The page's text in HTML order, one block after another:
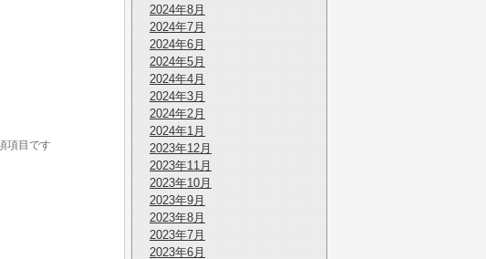
2024年8月
2024年7月
2024年6月
2024年5月
2024年4月
2024年3月
2024年2月
2024年1月
2023年12月
2023年11月
2023年10月
2023年9月
2023年8月
2023年7月
2023年6月
項目です